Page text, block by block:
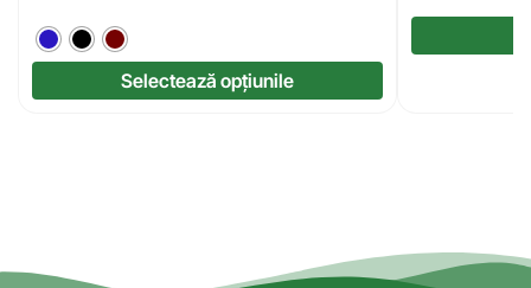
Selectează opțiunile